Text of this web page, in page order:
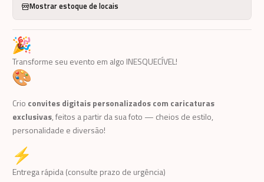
Mostrar estoque de locais
Transforme seu evento em algo INESQUECÍVEL!
Crio convites digitais personalizados com caricaturas
exclusivas, feitos a partir da sua foto — cheios de estilo,
personalidade e diversão!
Entrega rápida (consulte prazo de urgência)